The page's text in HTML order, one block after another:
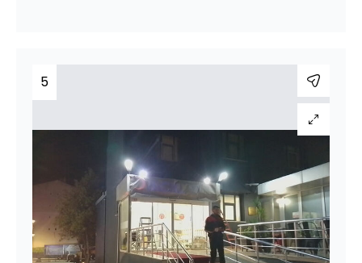
5